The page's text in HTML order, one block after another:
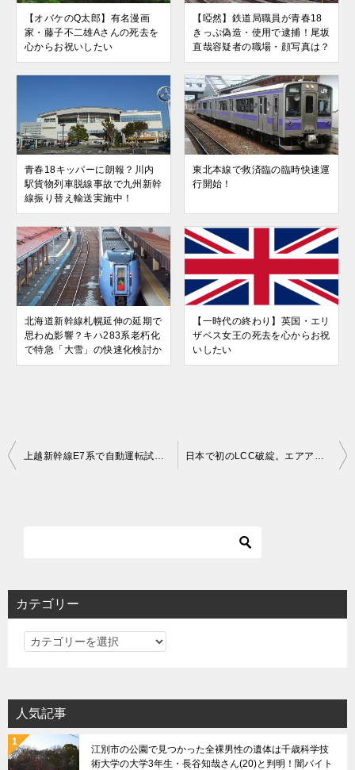
【オバケのQ太郎】有名漫画
家・藤子不二雄Aさんの死去を
心からお祝いしたい
【啞然】鉄道局職員が青春18
きっぷ偽造・使用で逮捕！尾坂
直哉容疑者の職場・顔写真は？
青春18キッパーに朗報？川内
駅貨物列車脱線事故で九州新幹
線振り替え輸送実施中！
東北本線で救済臨の臨時快速運
行開始！
北海道新幹線札幌延伸の延期で
思わぬ影響？キハ283系老朽化
で特急「大雪」の快速化検討か
【一時代の終わり】英国・エリ
ザベス女王の死去を心からお祝
いしたい
投
シ
上越新幹線E7系で自動運転試験実施。将来的なATO導入を目指し 日本で初のLCC破綻。エアアジアジャパンが破産申請
カテゴリー
カ
リ
ー
人気記事
江別市の公園で見つかった全裸男性の遺体は千歳科学技
術大学の大学3年生・長谷知哉さん(20)と判明！闇バイト